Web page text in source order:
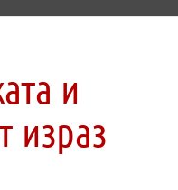
и
израз